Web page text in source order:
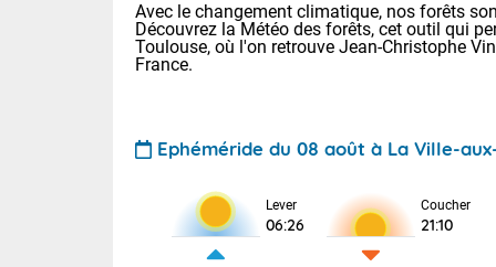
Avec le changement climatique, nos forêts
Découvrez la Météo des forêts, cet outil qui
Toulouse, où l'on retrouve Jean-Christophe
France.
Ephéméride du 08 août à La Ville-
Lever
06:26
Coucher
21:10
Voici les
: 13/28 Paris
Clermont-